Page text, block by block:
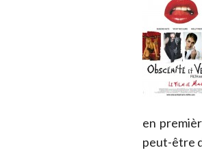
en
peut-être